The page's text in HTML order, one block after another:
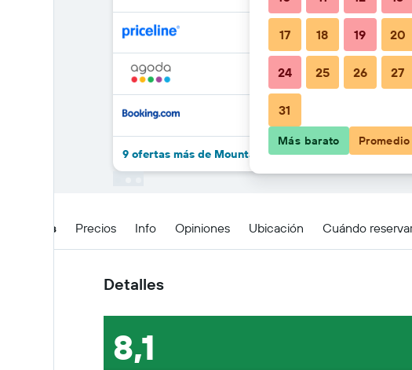
9 ofertas más de Mountain Side Hotel Whistler by
Detalles Precios Info Opiniones Ubicación Cuándo
Detalles
8,1
17 18 19 20
24 25 26 27
31
Más barato Promedio